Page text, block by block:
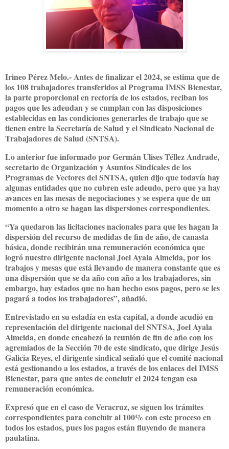
Irineo Pérez Melo.- Antes de finalizar el 2024, se estima que de
los 108 trabajadores transferidos al Programa IMSS Bienestar,
la parte proporcional en rectoría de los estados, reciban los
pagos que les adeudan y se cumplan con las disposiciones
establecidas en las condiciones generarles de trabajo que se
tienen entre la Secretaría de Salud y el Sindicato Nacional de
Trabajadores de Salud (SNTSA).
Lo anterior fue informado por Germán Ulises Téllez Andrade,
secretario de Organización y Asuntos Sindicales de los
Programas de Vectores del SNTSA, quien dijo que todavía hay
algunas entidades que no cubren este adeudo, pero que ya hay
avances en las mesas de negociaciones y se espera que de un
momento a otro se hagan las dispersiones correspondientes.
“Ya quedaron las licitaciones nacionales para que les hagan la
dispersión del recurso de medidas de fin de año, de canasta
básica, donde recibirán una remuneración económica que
logró nuestro dirigente nacional Joel Ayala Almeida, por los
trabajos y mesas que está llevando de manera constante que es
una dispersión que se da año con año a los trabajadores, sin
embargo, hay estados que no han hecho esos pagos, pero se les
pagará a todos los trabajadores”, añadió.
Entrevistado en su estadía en esta capital, a donde acudió en
representación del dirigente nacional del SNTSA, Joel Ayala
Almeida, en donde encabezó la reunión de fin de año con los
agremiados de la Sección 70 de este sindicato, que dirige Jesús
Galicia Reyes, el dirigente sindical señaló que el comité nacional
está gestionando a los estados, a través de los enlaces del IMSS
Bienestar, para que antes de concluir el 2024 tengan esa
remuneración económica.
Expresó que en el caso de Veracruz, se siguen los trámites
correspondientes para concluir al 100% con este proceso en
todos los estados, pues los pagos están fluyendo de manera
paulatina.